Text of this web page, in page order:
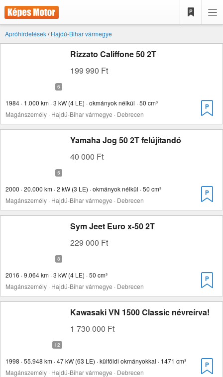
Apróhirdetések/Hajdú-Bihar vármegye
Rizzato Califfone 50 2T
199 990 Ft
1984 · 1.000 km · 3 kW (4 LE) · okmányok nélkül · 50 cm³
Magánszemély · Hajdú-Bihar vármegye · Debrecen
Yamaha Jog 50 2T felújítandó
40 000 Ft
2000 · 20.000 km · 2 kW (3 LE) · okmányok nélkül · 50 cm³
Magánszemély · Hajdú-Bihar vármegye · Debrecen
Sym Jeet Euro x-50 2T
229 000 Ft
2016 · 9.064 km · 3 kW (4 LE) · 50 cm³
Magánszemély · Hajdú-Bihar vármegye · Debrecen
Kawasaki VN 1500 Classic névreírva!
1 730 000 Ft
1998 · 55.948 km · 47 kW (63 LE) · külföldi okmányokkal · 1471 cm³
Magánszemély · Hajdú-Bihar vármegye · Debrecen